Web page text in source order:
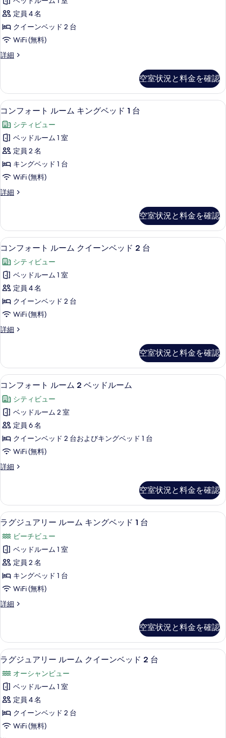
ベ
ッ
ド
1
す
べ
て
の
写
真
を
表
示
る
ム
キ
グ
ベ
ド
詳
細
ン
ダ
ー
ル
ム
ク
イ
ー
ン
ベ
ッ
ド
2
す
べ
て
の
写
真
を
表
示
る
定員 4 名
クイーンベッド 2 台
WiFi (無料)
詳細
ス
ー
ド
ル
ム
ク
イ
ー
ン
ベ
ッ
ド
詳
細
空室状況と料金を確認
コ
ン
フ
ォ
ー
ト
ー
キ
ン
グ
ベ
ッ
ド
1
台
の
て
の
写
真
を
表
示
す
る
コンフォート ルーム キングベッド
4
コンフォート ルーム キングベッド 1 台
シティビュー
ベッドルーム 1 室
定員 2 名
キングベッド 1 台
WiFi (無料)
詳細
コ
ー
ト
ル
ム
キ
ン
グ
ベ
ッ
ド
1
細
空室状況と料金を確認
コ
ン
フ
ォ
ー
ト
ー
ク
イ
ー
ン
ベ
ッ
ド
2
台
べ
て
の
写
真
を
表
示
す
コンフォート ルーム クイーンベッ
6
コンフォート ルーム クイーンベッド 2 台
シティビュー
ベッドルーム 1 室
定員 4 名
クイーンベッド 2 台
WiFi (無料)
詳細
コ
ー
ト
ル
ム
ク
イ
ー
ン
ベ
ッ
ド
詳
細
空室状況と料金を確認
コ
ン
フ
ォ
ー
ト
ー
2
ベ
ッ
ド
ル
ー
ム
の
す
の
写
真
を
表
示
す
る
コンフォート ルーム 2 ベッドルー
6
コンフォート ルーム 2 ベッドルーム
シティビュー
ベッドルーム 2 室
定員 6 名
クイーンベッド 2 台およびキングベッド 1 台
WiFi (無料)
詳細
コ
ー
ト
ル
ム
2
ベ
ッ
ド
ル
ー
ム
空室状況と料金を確認
ラ
ジ
ュ
ア
リ
ル
ム
キ
ン
グ
ベ
ッ
ド
1
ラグジュアリー ルーム キングベッ
8
ラグジュアリー ルーム キングベッド 1 台
ビーチビュー
ベッドルーム 1 室
定員 2 名
キングベッド 1 台
WiFi (無料)
詳細
ラ
ア
リ
ー
ー
ム
キ
ン
グ
ベ
ッ
空室状況と料金を確認
ラ
ジ
ュ
ア
リ
ラグジュアリー ルーム クイーンベ
7
ラグジュアリー ルーム クイーンベッド 2 台
オーシャンビュー
ベッドルーム 1 室
定員 4 名
クイーンベッド 2 台
WiFi (無料)